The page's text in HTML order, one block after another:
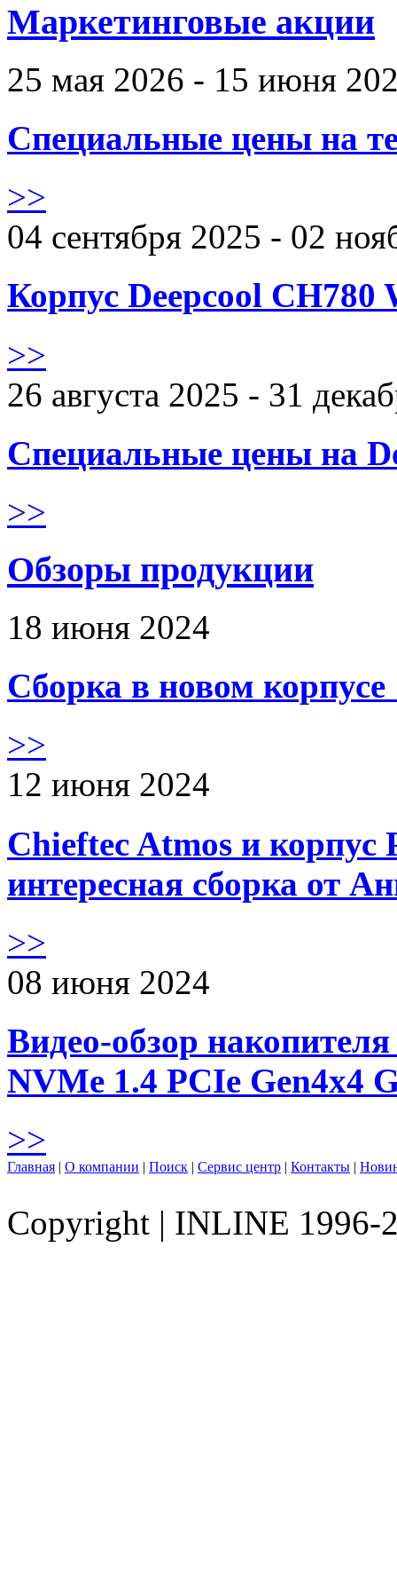
Маркетинговые акции
25 мая 2026 - 15 июня
Специальные цены на
>>
04 сентября 2025 - 02
Корпус Deepcool CH780
>>
26 августа 2025 - 31
Специальные цены на
>>
Обзоры продукции
18 июня 2024
Сборка в новом
>>
12 июня 2024
Chieftec Atmos и корпус
интересная сборка от
>>
08 июня 2024
Видео-обзор
NVMe 1.4 PCIe Gen4х4
>>
Главная | О компании | Поиск | Сервис центр | Контакты |
Copyright | INLINE 1996-